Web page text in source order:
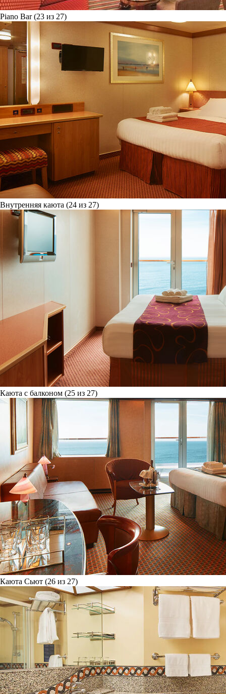
Piano Bar (23 из 27)
Внутренняя каюта (24 из 27)
Каюта с балконом (25 из 27)
Каюта Сьют (26 из 27)